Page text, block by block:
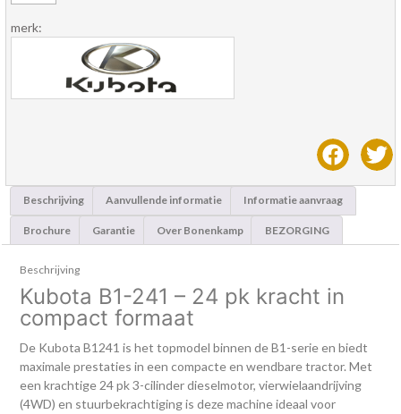
merk:
Beschrijving Aanvullende informatie Informatie aanvraag
Brochure Garantie Over Bonenkamp BEZORGING
Beschrijving
Kubota B1-241 – 24 pk kracht in
compact formaat
De Kubota B1241 is het topmodel binnen de B1-serie en biedt
maximale prestaties in een compacte en wendbare tractor. Met
een krachtige 24 pk 3-cilinder dieselmotor, vierwielaandrijving
(4WD) en stuurbekrachtiging is deze machine ideaal voor